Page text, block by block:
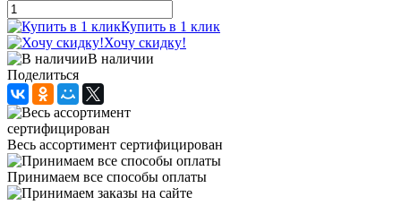
Купить в 1 клик
Хочу скидку!
В наличии
Поделиться
Весь ассортимент сертифицирован
Принимаем все способы оплаты